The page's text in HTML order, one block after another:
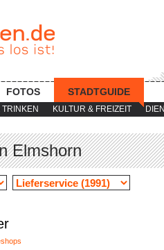
TRINKEN KULTUR & FREIZEIT
FOTOS STADTGUIDE
Elmshorn